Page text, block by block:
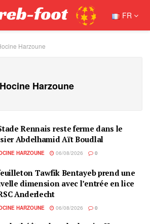
FR
Harzoune
Hocine Harzoune
Rennais reste ferme dans le
Abdelhamid Aït Boudlal
HARZOUNE 06/08/2026 0
Tawfik Bentayeb prend une
dimension avec l’entrée en lice
Anderlecht
HARZOUNE 06/08/2026 0